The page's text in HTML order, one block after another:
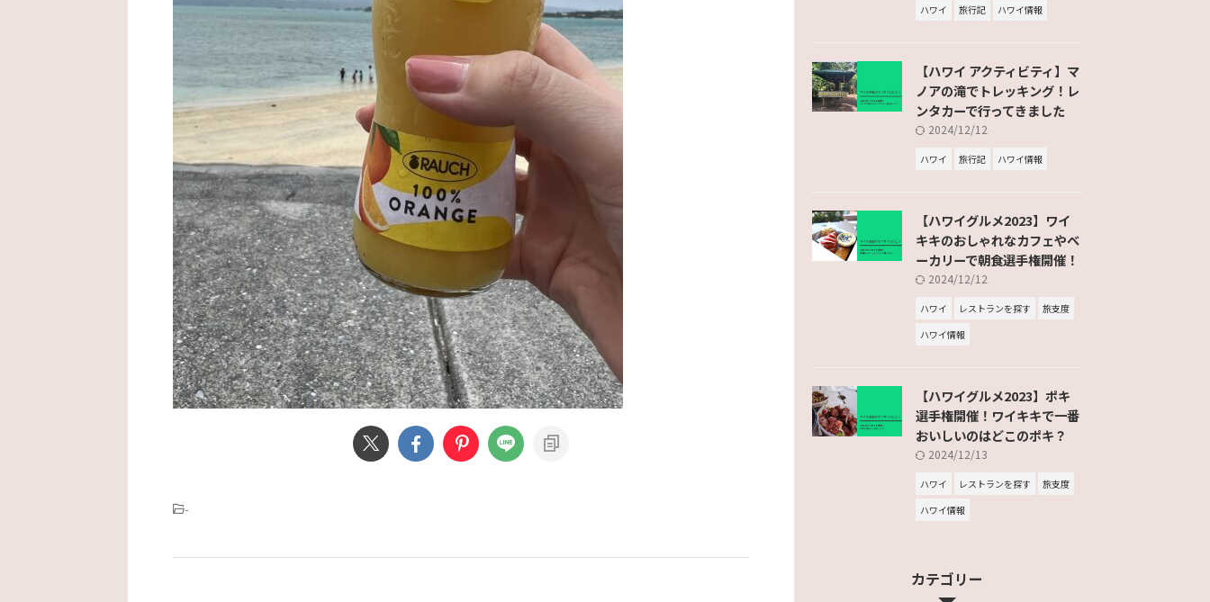
-
ハワイ 旅行記 ハワイ情報
【ハワイ アクティビティ】マ
ノアの滝でトレッキング！レ
ンタカーで行ってきました
2024/12/12
ハワイ 旅行記 ハワイ情報
【ハワイグルメ2023】ワイ
キキのおしゃれなカフェやベ
ーカリーで朝食選手権開催！
2024/12/12
ハワイ レストランを探す
旅支度
ハワイ情報
【ハワイグルメ2023】ポキ
選手権開催！ワイキキで一番
おいしいのはどこのポキ？
2024/12/13
ハワイ レストランを探す
旅支度
ハワイ情報
カテゴリー